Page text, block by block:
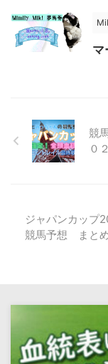
マ
競
０
ジャパンカップ
競馬予想 まと